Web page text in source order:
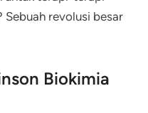
Sebuah revolusi besar
Biokimia